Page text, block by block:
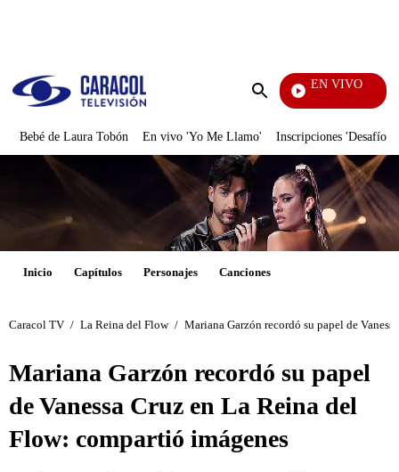
Enviar
EN VIVO
Yo
Bebé de Laura Tobón En vivo 'Yo Me Llamo' Inscripciones 'Desafío'
Inicio Capítulos Personajes Canciones
Caracol TV / La Reina del Flow / Mariana Garzón recordó su papel de
Mariana Garzón recordó su papel
de Vanessa Cruz en La Reina del
Flow: compartió imágenes